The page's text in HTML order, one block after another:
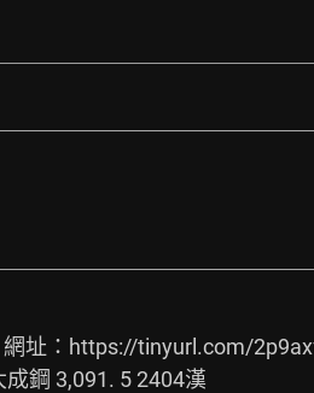
址： https://tinyurl.com/
鋼 3,091. 5 2404漢